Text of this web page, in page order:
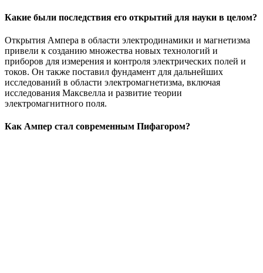
Какие были последствия его открытий для науки в целом?
Открытия Ампера в области электродинамики и магнетизма
привели к созданию множества новых технологий и
приборов для измерения и контроля электрических полей и
токов. Он также поставил фундамент для дальнейших
исследований в области электромагнетизма, включая
исследования Максвелла и развитие теории
электромагнитного поля.
Как Ампер стал современным Пифагором?